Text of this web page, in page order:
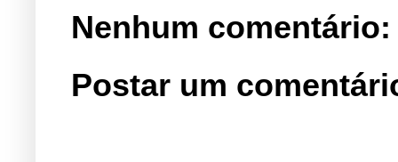
Nenhum comentário:
Postar um